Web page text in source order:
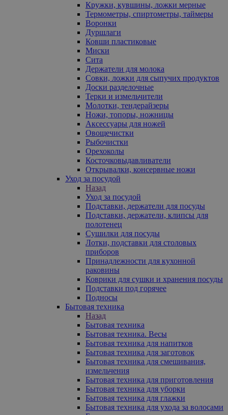
Кружки, кувшины, ложки мерные
Термометры, спиртометры, таймеры
Воронки
Дуршлаги
Ковши пластиковые
Миски
Сита
Держатели для молока
Совки, ложки для сыпучих продуктов
Доски разделочные
Терки и измельчители
Молотки, тендерайзеры
Ножи, топоры, ножницы
Аксессуары для ножей
Овощечистки
Рыбочистки
Орехоколы
Косточковыдавливатели
Открывалки, консервные ножи
Уход за посудой
Назад
Уход за посудой
Подставки, держатели для посуды
Подставки, держатели, клипсы для
полотенец
Сушилки для посуды
Лотки, подставки для столовых
приборов
Принадлежности для кухонной
раковины
Коврики для сушки и хранения посуды
Подставки под горячее
Подносы
Бытовая техника
Назад
Бытовая техника
Бытовая техника. Весы
Бытовая техника для напитков
Бытовая техника для заготовок
Бытовая техника для смешивания,
измельчения
Бытовая техника для приготовления
Бытовая техника для уборки
Бытовая техника для глажки
Бытовая техника для ухода за волосами